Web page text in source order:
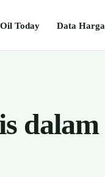
Today Data Harga
dalam